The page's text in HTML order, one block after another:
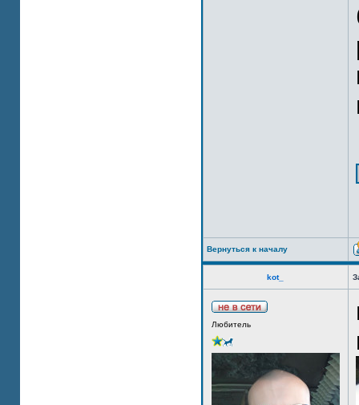
Вернуться к началу
kot_
Любитель